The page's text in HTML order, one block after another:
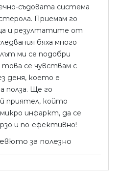
съдовата система
Приемам го
и резултатите от
бяха много
ми се подобри
се чувствам с
деня, което е
полза. Ще го
приятел, който
инфаркт, да се
и по-ефективно!
за полезно